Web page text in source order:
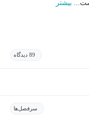
بیشتر
89 دیدگاه
سرفصل‌ها